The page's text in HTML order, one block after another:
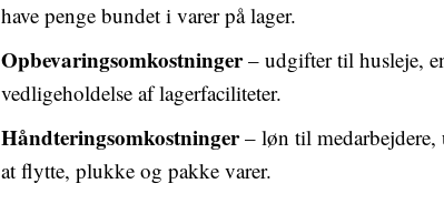
have penge bundet i varer på lager.
Opbevaringsomkostninger– udgifter til husleje,
vedligeholdelse af lagerfaciliteter.
Håndteringsomkostninger– løn til medarbejdere,
at flytte, plukke og pakke varer.